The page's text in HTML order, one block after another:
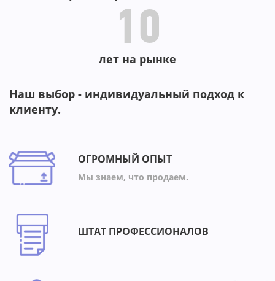
10
лет на рынке
Наш выбор - индивидуальный подход к
клиенту.
ОГРОМНЫЙ ОПЫТ
Мы знаем, что продаем.
ШТАТ ПРОФЕССИОНАЛОВ